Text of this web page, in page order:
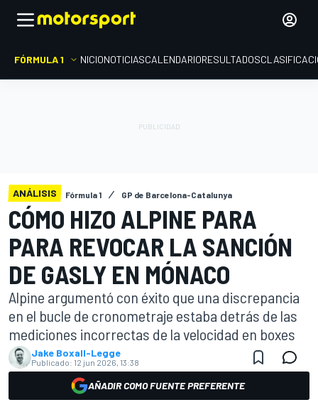
FÓRMULA 1 INICIONOTICIASCALENDARIORESULTADOS
ANÁLISIS Fórmula 1 GP de Barcelona-Catalunya
CÓMO HIZO ALPINE PARA
PARA REVOCAR LA SANCIÓN
DE GASLY EN MÓNACO
Alpine argumentó con éxito que una discrepancia
en el bucle de cronometraje estaba detrás de las
mediciones incorrectas de la velocidad en boxes
Jake Boxall-Legge
Publicado: 12 jun 2026, 13:38
AÑADIR COMO FUENTE PREFERENTE